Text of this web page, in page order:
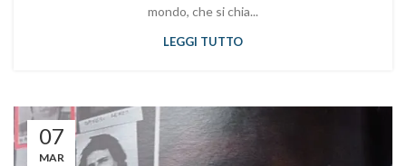
mondo, che si chia...
LEGGI TUTTO
07
MAR